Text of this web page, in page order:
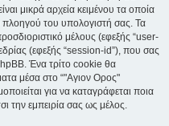
μικρά αρχεία κειμένου τα οποία
του υπολογιστή σας. Τα
μέλους (εφεξής “user-
(εφεξής “session-id”), που σας
Ένα τρίτο cookie θα
μέσα στο “"Αγιον Ορος"
για να καταγράφεται ποια
την εμπειρία σας ως μέλος.